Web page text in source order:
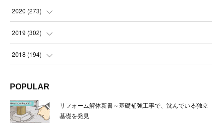
(22
(24)
22)
(23
(21
(23 )
(24
(23
(22
(23
(22 )
(23
(24
(23
(22
(23)
2020 (273)
(24
(22
(22)
2019 (302)
(23
(22)
2018 (194)
(17)
POPULAR
リフォーム解体新書～基礎補強工事で、沈んでいる独立
基礎を発見